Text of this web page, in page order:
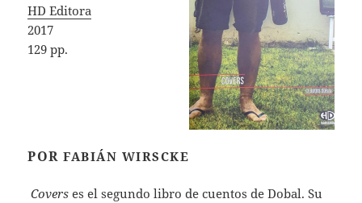
HD Editora
2017
129 pp.
POR FABIÁN WIRSCKE
Covers es el segundo libro de cuentos de Dobal. Su